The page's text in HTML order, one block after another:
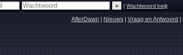
|Wachtwoord kwijt
AfterDawn Nieuws Vraag en Antwoord